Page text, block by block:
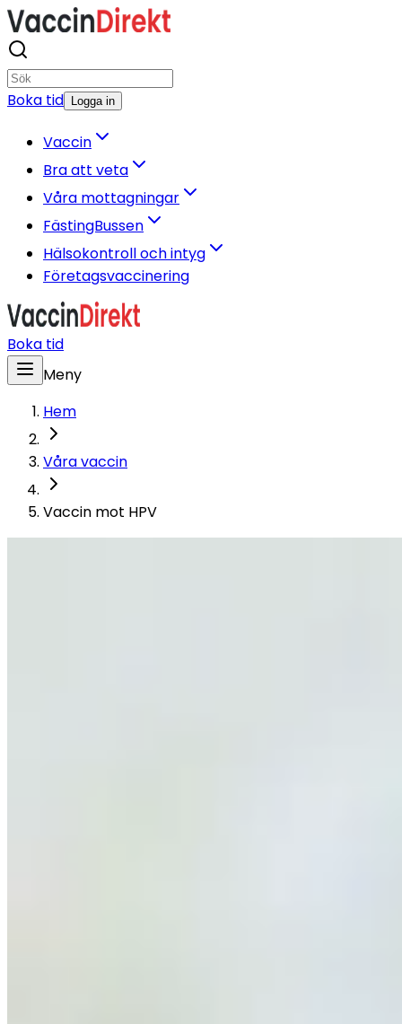
Boka tid Logga in
Vaccin
Bra att veta
Våra mottagningar
FästingBussen
Hälsokontroll och intyg
Företagsvaccinering
Boka tid
Meny
Hem
Våra vaccin
Vaccin mot HPV